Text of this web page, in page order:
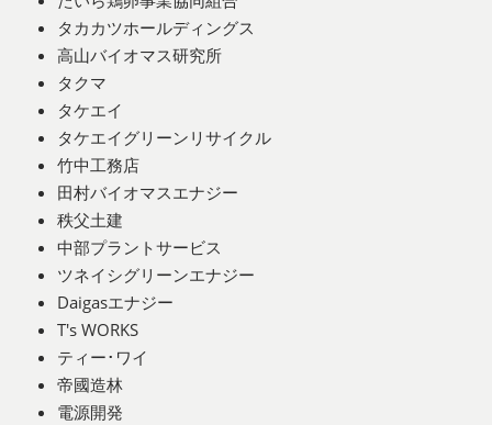
タカカツホールディングス
高山バイオマス研究所
タクマ
タケエイ
タケエイグリーンリサイクル
竹中工務店
田村バイオマスエナジー
秩父土建
中部プラントサービス
ツネイシグリーンエナジー
Daigasエナジー
T's WORKS
ティー･ワイ
帝國造林
電源開発